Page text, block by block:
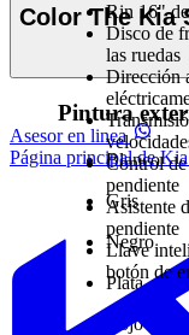
Rin 16"
Disco de
las ruedas
Dirección
Control de
pendiente
Asistente
pendiente
Llave
botón de
Color The Kia
Pintura
Blanco
Gris
Negro
Plata
Rojo
Asesor en linea
Página principal de